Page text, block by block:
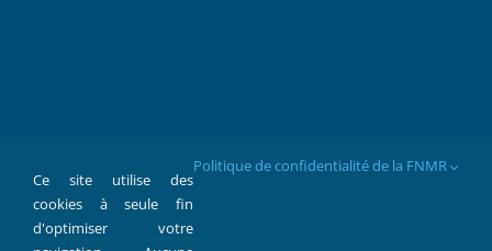
Ce site utilise des
cookies à seule fin
d'optimiser votre
Politique de confidentialité de la FNMR